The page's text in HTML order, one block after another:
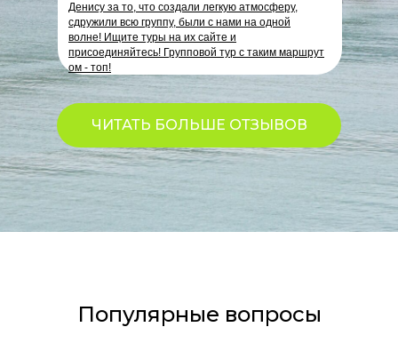
Денису за то, что создали легкую атмосферу,
сдружили всю группу, были с нами на одной
волне! Ищите туры на их сайте и
присоединяйтесь! Групповой тур с таким маршрут
ом - топ!
ЧИТАТЬ БОЛЬШЕ ОТЗЫВОВ
Популярные вопросы